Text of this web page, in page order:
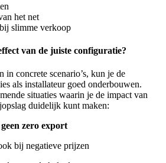
het net
slimme verkoop
van de juiste configuratie?
in concrete scenario’s, kun je de
als installateur goed onderbouwen.
situaties waarin je de impact van
duidelijk kunt maken:
zero export
bij negatieve prijzen